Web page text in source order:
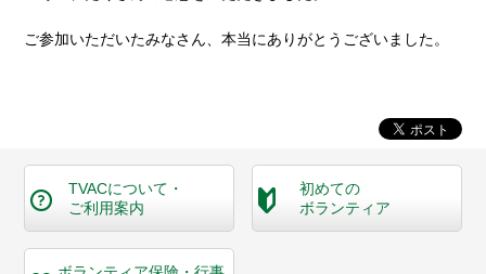
ご参加いただいたみなさん、本当にありがとうございました。
TVACについて・
ご利用案内
初めての
ボランティア